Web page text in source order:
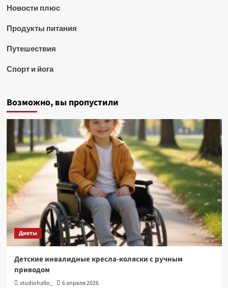
Новости плюс
Продукты питания
Путешествия
Спорт и йога
Возможно, вы пропустили
Диеты
Детские инвалидные кресла-коляски с ручным
приводом
studiohallo_ 6 апреля 2026